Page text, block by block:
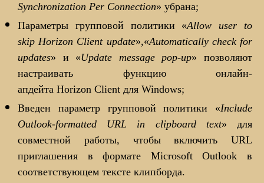
Synchronization Per Connection» убрана;
Параметры групповой политики «Allow user to
skip Horizon Client update»,«Automatically check for
updates» и «Update message pop-up» позволяют
настраивать функцию онлайн-
апдейта Horizon Client для Windows;
Введен параметр групповой политики «Include
Outlook-formatted URL in clipboard text» для
совместной работы, чтобы включить URL
приглашения в формате Microsoft Outlook в
соответствующем тексте клипборда.